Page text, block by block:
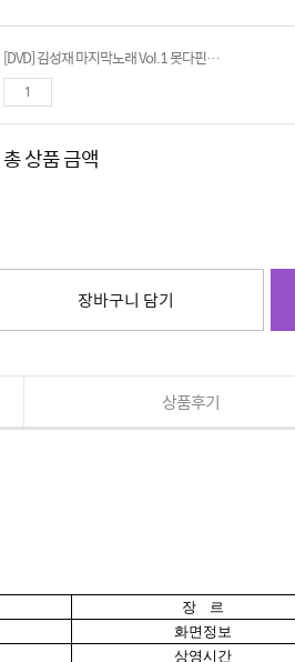
[DVD] 김성재 마지막노래 Vol.1 못다핀꽃한송이 (Kim sung Jae Last Song)
총 상품 금액
장바구니 담기
상품후기
장 르
화면정보
상영시간